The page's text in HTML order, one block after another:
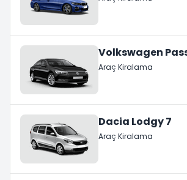
Volkswagen
Araç Kiralama
Dacia Lodgy 7
Araç Kiralama